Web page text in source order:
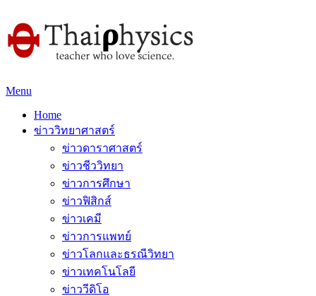
Menu
Home
ข่าววิทยาศาสตร์
ข่าวดาราศาสตร์
ข่าวชีววิทยา
ข่าวการศึกษา
ข่าวฟิสิกส์
ข่าวเคมี
ข่าวการแพทย์
ข่าวโลกและธรณีวิทยา
ข่าวเทคโนโลยี
ข่าววีดิโอ